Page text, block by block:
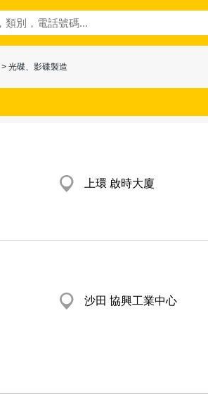
> 光碟、影碟製造
上環 啟時大廈
沙田 協興工業中心